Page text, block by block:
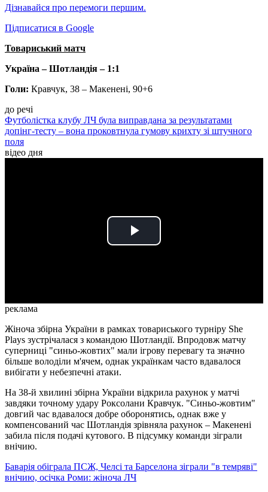
Дізнавайся про перемоги першим.
Підписатися в Google
Товариський матч
Україна – Шотландія – 1:1
Голи: Кравчук, 38 – Макенені, 90+6
до речі
Футболістка клубу ЛЧ була виправдана за результатами
допінг-тесту – вона проковтнула гумову крихту зі штучного
поля
відео дня
Play
реклама
Жіноча збірна України в рамках товариського турніру She
Plays зустрічалася з командою Шотландії. Впродовж матчу
суперниці "синьо-жовтих" мали ігрову перевагу та значно
більше володіли м'ячем, однак українкам часто вдавалося
вибігати у небезпечні атаки.
На 38-й хвилині збірна України відкрила рахунок у матчі
завдяки точному удару Роксолани Кравчук. "Синьо-жовтим"
довгий час вдавалося добре оборонятись, однак вже у
компенсований час Шотландія зрівняла рахунок – Макенені
забила після подачі кутового. В підсумку команди зіграли
внічию.
Баварія обіграла ПСЖ, Челсі та Барселона зіграли "в темряві"
внічию, осічка Роми: жіноча ЛЧ